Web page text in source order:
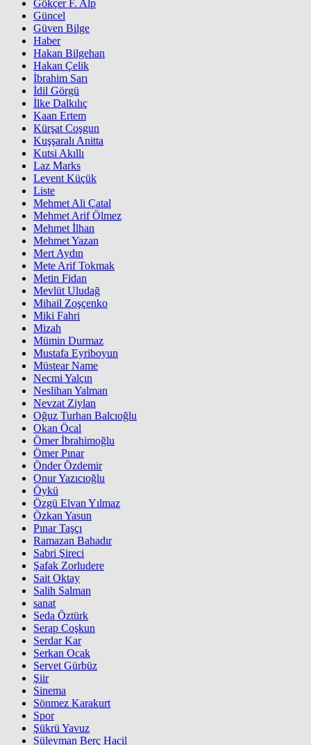
Gökçer F. Alp
Güncel
Güven Bilge
Haber
Hakan Bilgehan
Hakan Çelik
İbrahim Sarı
İdil Görgü
İlke Dalkılıç
Kaan Ertem
Kürşat Coşgun
Kuşşaralı Anitta
Kutsi Akıllı
Laz Marks
Levent Küçük
Liste
Mehmet Ali Çatal
Mehmet Arif Ölmez
Mehmet İlhan
Mehmet Yazan
Mert Aydın
Mete Arif Tokmak
Metin Fidan
Mevlüt Uludağ
Mihail Zoşçenko
Miki Fahri
Mizah
Mümin Durmaz
Mustafa Eyriboyun
Müstear Name
Necmi Yalçın
Neslihan Yalman
Nevzat Ziylan
Oğuz Turhan Balcıoğlu
Okan Öcal
Ömer İbrahimoğlu
Ömer Pınar
Önder Özdemir
Onur Yazıcıoğlu
Öykü
Özgü Elvan Yılmaz
Özkan Yasun
Pınar Taşçı
Ramazan Bahadır
Sabri Şireci
Şafak Zorludere
Sait Oktay
Salih Salman
sanat
Seda Öztürk
Serap Coşkun
Serdar Kar
Serkan Ocak
Servet Gürbüz
Şiir
Sinema
Sönmez Karakurt
Spor
Şükrü Yavuz
Süleyman Berç Hacil